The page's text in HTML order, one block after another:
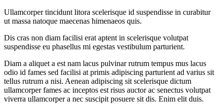
Ullamcorper tincidunt litora scelerisque id suspendisse in curabitur
ut massa natoque maecenas himenaeos quis.
Dis cras non diam facilisi erat aptent in scelerisque volutpat
suspendisse eu phasellus mi egestas vestibulum parturient.
Diam a aliquet a est nam lacus pulvinar rutrum tempus mus lacus
odio id fames sed facilisi at primis adipiscing parturient ad varius sit
tellus rutrum a nisi. Aenean adipiscing sit scelerisque dictum
ullamcorper fames ac inceptos est risus auctor ac senectus volutpat
viverra ullamcorper a nec suscipit posuere sit dis. Enim elit duis.